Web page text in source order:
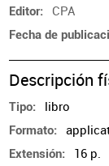
Editor CPA
Fecha de
Descripción
Tipo libro
Formato
Extensión 16 p.